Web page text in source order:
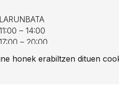
LARUNBATA
– 14:00
– 20:00
honek erabiltzen dituen